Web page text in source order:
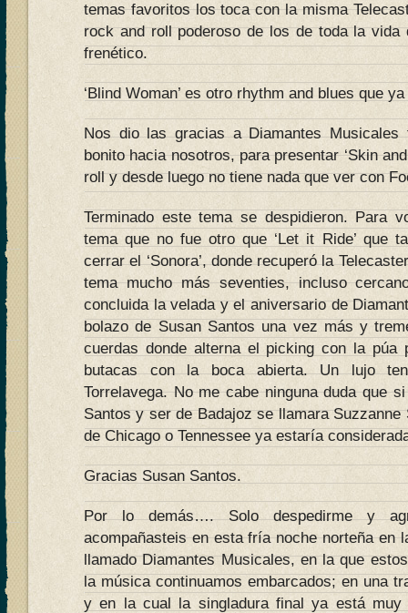
temas favoritos los toca con la misma
rock and roll poderoso de los de toda la vida
frenético.
‘Blind Woman’ es otro rhythm and blues que
Nos dio las gracias a Diamantes Musicales
bonito hacia nosotros, para presentar ‘Skin
roll y desde luego no tiene nada que ver con
Terminado este tema se despidieron. Para
tema que no fue otro que ‘Let it Ride’ que
cerrar el ‘Sonora’, donde recuperó la
tema mucho más seventies, incluso
concluida la velada y el aniversario de
bolazo de Susan Santos una vez más y
cuerdas donde alterna el picking con la púa
butacas con la boca abierta. Un lujo
Torrelavega. No me cabe ninguna duda que
Santos y ser de Badajoz se llamara
de Chicago o Tennessee ya estaría
Gracias Susan Santos.
Por lo demás…. Solo despedirme y
acompañasteis en esta fría noche norteña en
llamado Diamantes Musicales, en la que
la música continuamos embarcados; en una
y en la cual la singladura final ya está muy